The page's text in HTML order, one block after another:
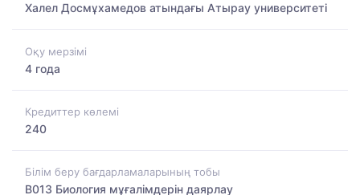
Халел Досмұхамедов атындағы Атырау университеті
Оқу мерзімі
4 года
Кредиттер көлемі
240
Білім беру бағдарламаларының тобы
B013 Биология мұғалімдерін даярлау